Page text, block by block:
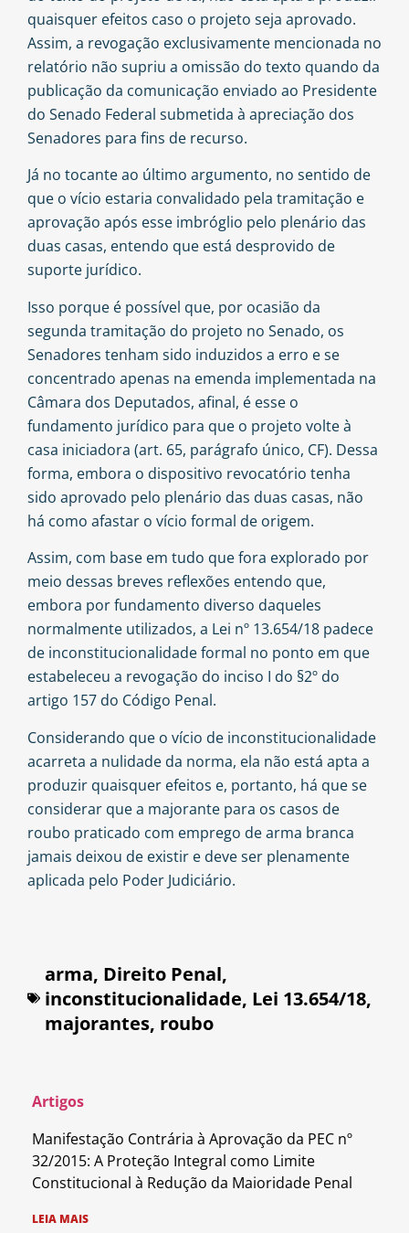
quaisquer efeitos caso o projeto seja aprovado.
Assim, a revogação exclusivamente mencionada no
relatório não supriu a omissão do texto quando da
publicação da comunicação enviado ao Presidente
do Senado Federal submetida à apreciação dos
Senadores para fins de recurso.
Já no tocante ao último argumento, no sentido de
que o vício estaria convalidado pela tramitação e
aprovação após esse imbróglio pelo plenário das
duas casas, entendo que está desprovido de
suporte jurídico.
Isso porque é possível que, por ocasião da
segunda tramitação do projeto no Senado, os
Senadores tenham sido induzidos a erro e se
concentrado apenas na emenda implementada na
Câmara dos Deputados, afinal, é esse o
fundamento jurídico para que o projeto volte à
casa iniciadora (art. 65, parágrafo único, CF). Dessa
forma, embora o dispositivo revocatório tenha
sido aprovado pelo plenário das duas casas, não
há como afastar o vício formal de origem.
Assim, com base em tudo que fora explorado por
meio dessas breves reflexões entendo que,
embora por fundamento diverso daqueles
normalmente utilizados, a Lei nº 13.654/18 padece
de inconstitucionalidade formal no ponto em que
estabeleceu a revogação do inciso I do §2º do
artigo 157 do Código Penal.
Considerando que o vício de inconstitucionalidade
acarreta a nulidade da norma, ela não está apta a
produzir quaisquer efeitos e, portanto, há que se
considerar que a majorante para os casos de
roubo praticado com emprego de arma branca
jamais deixou de existir e deve ser plenamente
aplicada pelo Poder Judiciário.
arma, Direito Penal,
inconstitucionalidade, Lei 13.654/18,
majorantes, roubo
Artigos
Manifestação Contrária à Aprovação da PEC nº
32/2015: A Proteção Integral como Limite
Constitucional à Redução da Maioridade Penal
LEIA MAIS